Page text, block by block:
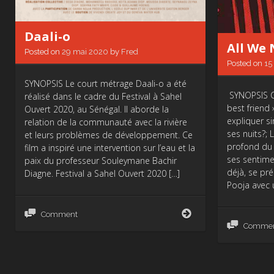
Daali-o
Posted on 29 mai 2020 by Fred
SYNOPSIS Le court métrage Daali-o a été
réalisé dans le cadre du Festival à Sahel
Ouvert 2020, au Sénégal. Il aborde la
relation de la communauté avec la rivière
et leurs problèmes de développement. Ce
film a inspiré une intervention sur l’eau et la
paix du professeur Souleymane Bachir
Diagne. Festival a Sahel Ouvert 2020 […]
Comment
All We
Posted on
best friend
expliquer
ses nuits?;
profond du
ses
déjà, se
Pooja